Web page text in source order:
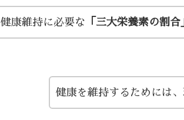
健康維持に必要な 「三大栄養素の割合
健康を維持するためには